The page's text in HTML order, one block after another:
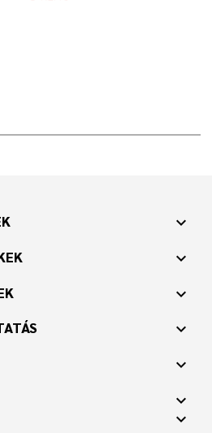
expand_more
expand_more
expand_more
expand_more
expand_more
expand_more
expand_more